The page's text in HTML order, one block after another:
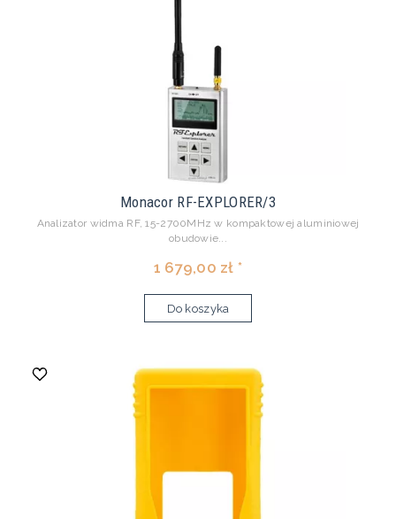
Monacor RF-EXPLORER/3
Analizator widma RF, 15-2700MHz w kompaktowej aluminiowej
obudowie...
1 679,00 zł *
Do koszyka